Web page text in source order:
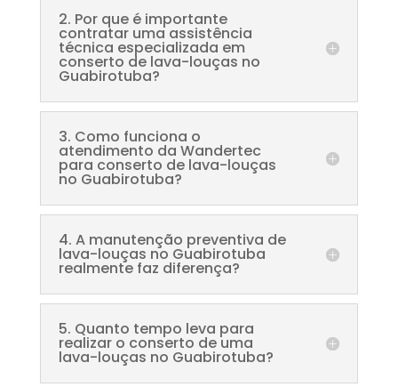
2. Por que é importante
contratar uma assistência
técnica especializada em
conserto de lava-louças no
Guabirotuba?
3. Como funciona o
atendimento da Wandertec
para conserto de lava-louças
no Guabirotuba?
4. A manutenção preventiva de
lava-louças no Guabirotuba
realmente faz diferença?
5. Quanto tempo leva para
realizar o conserto de uma
lava-louças no Guabirotuba?